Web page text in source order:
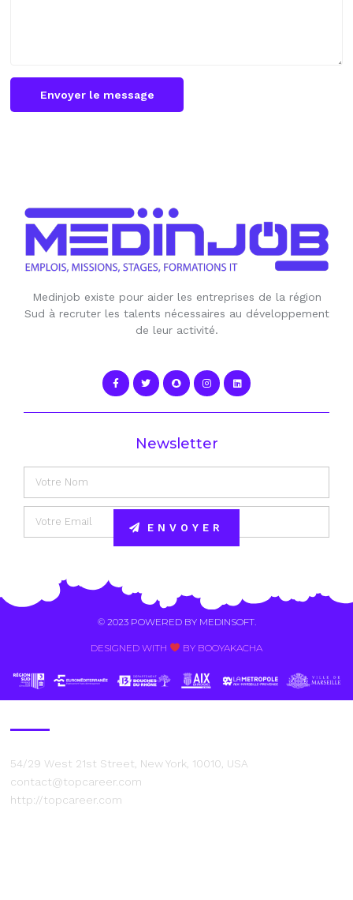
Envoyer le message
Medinjob existe pour aider les entreprises de la région
Sud à recruter les talents nécessaires au développement
de leur activité.
Newsletter
ENVOYER
© 2023 POWERED BY MEDINSOFT.
DESIGNED WITH BY BOOYAKACHA​
54/29 West 21st Street, New York, 10010, USA
contact@topcareer.com
http://topcareer.com